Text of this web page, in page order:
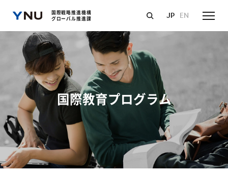
国際戦略推進機構
グローバル推進課
JP EN
国際教育プログラム